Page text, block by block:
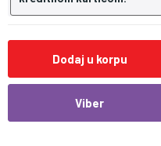
Dodaj u korpu
Viber